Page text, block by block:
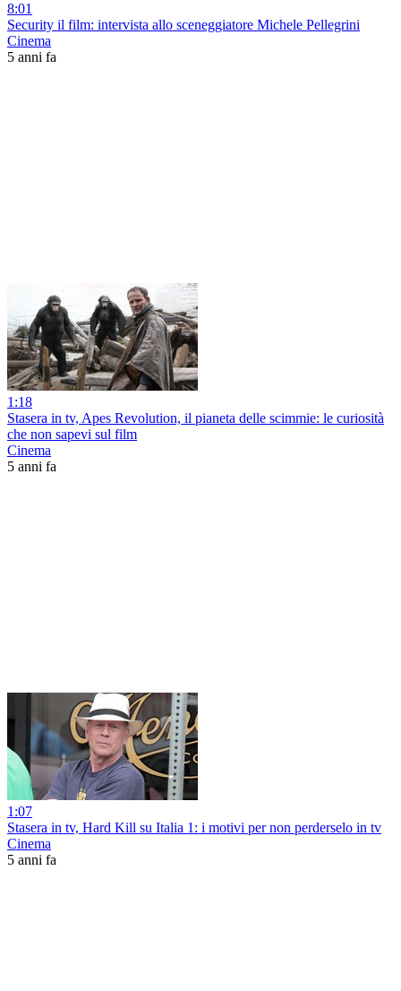
8:01
Security il film: intervista allo sceneggiatore Michele Pellegrini
Cinema
5 anni fa
1:18
Stasera in tv, Apes Revolution, il pianeta delle scimmie: le curiosità
che non sapevi sul film
Cinema
5 anni fa
1:07
Stasera in tv, Hard Kill su Italia 1: i motivi per non perderselo in tv
Cinema
5 anni fa